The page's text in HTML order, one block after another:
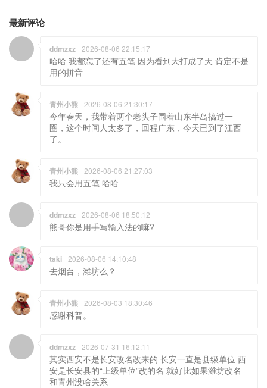
最新评论
ddmzxz 2026-08-06 22:15:17
哈哈 我都忘了还有五笔 因为看到大打成了天 肯定不是
用的拼音
青州小熊 2026-08-06 21:30:17
今年春天，我带着两个老头子围着山东半岛搞过一
圈，这个时间人太多了，回程广东，今天已到了江西
了。
青州小熊 2026-08-06 21:27:03
我只会用五笔 哈哈
ddmzxz 2026-08-06 18:50:12
熊哥你是用手写输入法的嘛?
taki 2026-08-06 14:10:48
去烟台，潍坊么？
青州小熊 2026-08-03 18:30:46
感谢科普。
ddmzxz 2026-07-31 16:12:11
其实西安不是长安改名改来的 长安一直是县级单位 西
安是长安县的“上级单位”改的名 就好比如果潍坊改名
和青州没啥关系